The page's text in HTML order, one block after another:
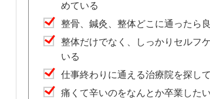
めている
整骨、鍼灸、整体どこに通ったら
整体だけでなく、しっかりセルフ
いる
仕事終わりに通える治療院を探し
痛くて辛いのをなんとか卒業したい